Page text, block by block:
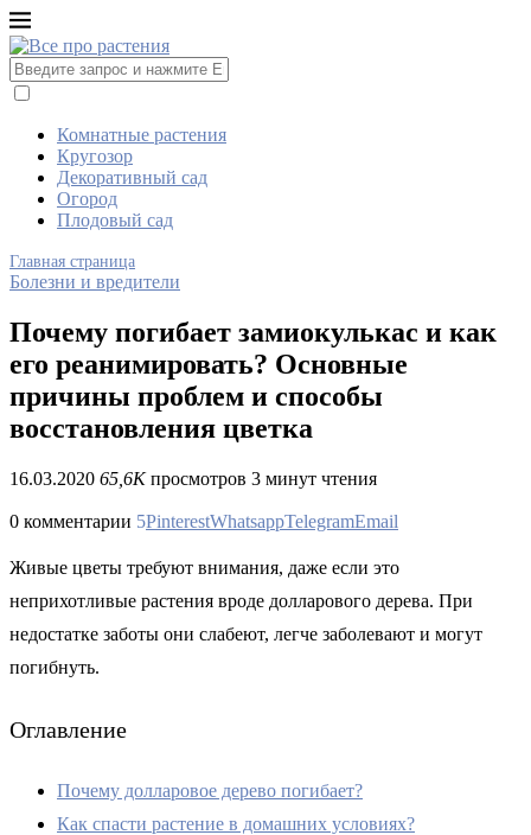
Комнатные растения
Кругозор
Декоративный сад
Огород
Плодовый сад
Главная страница
Болезни и вредители
Почему погибает замиокулькас и как
его реанимировать? Основные
причины проблем и способы
восстановления цветка
16.03.2020 65,6Kпросмотров 3 минут чтения
0 комментарии 5PinterestWhatsappTelegramEmail
Живые цветы требуют внимания, даже если это
неприхотливые растения вроде долларового дерева. При
недостатке заботы они слабеют, легче заболевают и могут
погибнуть.
Оглавление
Почему долларовое дерево погибает?
Как спасти растение в домашних условиях?